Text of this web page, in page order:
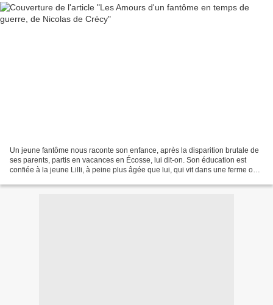
Un jeune fantôme nous raconte son enfance, après la disparition brutale de
ses parents, partis en vacances en Écosse, lui dit-on. Son éducation est
confiée à la jeune Lilli, à peine plus âgée que lui, qui vit dans une ferme où